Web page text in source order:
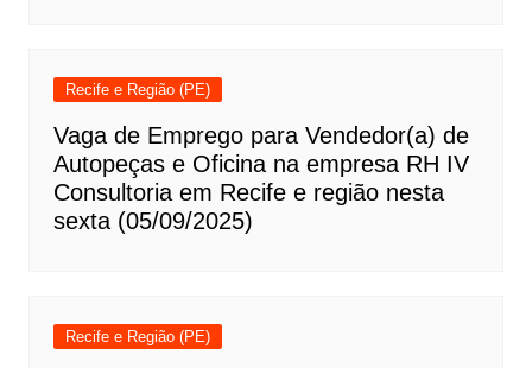
Recife e Região (PE)
Vaga de Emprego para Vendedor(a) de
Autopeças e Oficina na empresa RH IV
Consultoria em Recife e região nesta
sexta (05/09/2025)
Recife e Região (PE)